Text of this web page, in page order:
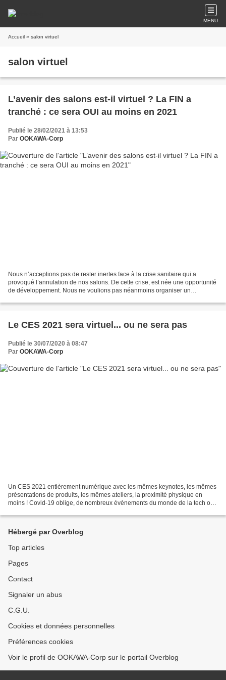
MENU
Accueil » salon virtuel
salon virtuel
L’avenir des salons est-il virtuel ? La FIN a
tranché : ce sera OUI au moins en 2021
Publié le 28/02/2021 à 13:53
Par OOKAWA-Corp
Nous n’acceptions pas de rester inertes face à la crise sanitaire qui a
provoqué l’annulation de nos salons. De cette crise, est née une opportunité
de développement. Nous ne voulions pas néanmoins organiser un
Le CES 2021 sera virtuel... ou ne sera pas
Publié le 30/07/2020 à 08:47
Par OOKAWA-Corp
Un CES 2021 entièrement numérique avec les mêmes keynotes, les mêmes
présentations de produits, les mêmes ateliers, la proximité physique en
moins ! Covid-19 oblige, de nombreux évènements du monde de la tech ont
Hébergé par Overblog
Top articles
Pages
Contact
Signaler un abus
C.G.U.
Cookies et données personnelles
Préférences cookies
Voir le profil de OOKAWA-Corp sur le portail Overblog